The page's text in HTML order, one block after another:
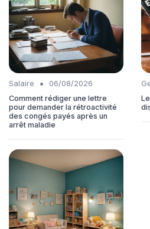
Salaire •
06/08/2026
Comment rédiger une lettre
pour demander la rétroactivité
des congés payés après un
arrêt maladie